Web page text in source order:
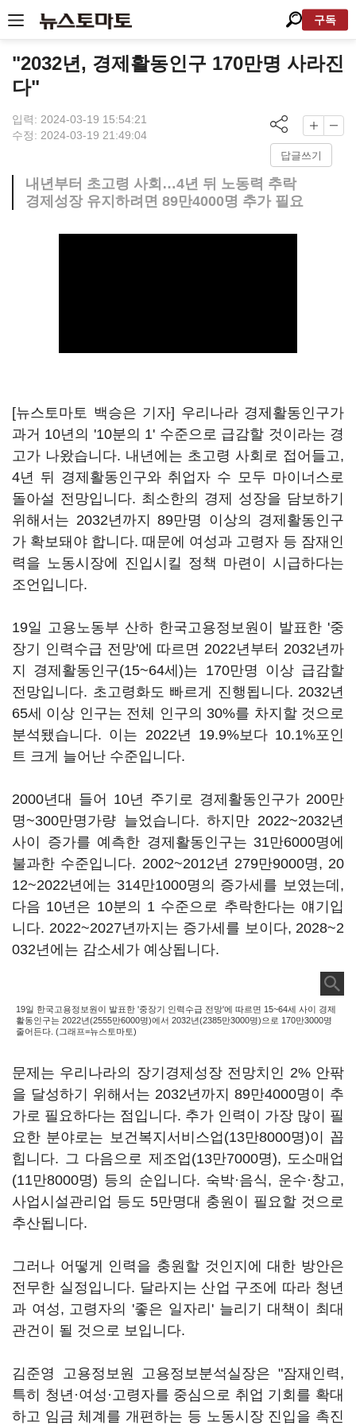
구독
"2032년, 경제활동인구 170만명 사라진
다"
입력: 2024-03-19 15:54:21
수정: 2024-03-19 21:49:04
답글쓰기
내년부터 초고령 사회…4년 뒤 노동력 추락
경제성장 유지하려면 89만4000명 추가 필요
[뉴스토마토 백승은 기자] 우리나라 경제활동인구가
과거 10년의 '10분의 1' 수준으로 급감할 것이라는 경
고가 나왔습니다. 내년에는 초고령 사회로 접어들고,
4년 뒤 경제활동인구와 취업자 수 모두 마이너스로
돌아설 전망입니다. 최소한의 경제 성장을 담보하기
위해서는 2032년까지 89만명 이상의 경제활동인구
가 확보돼야 합니다. 때문에 여성과 고령자 등 잠재인
력을 노동시장에 진입시킬 정책 마련이 시급하다는
조언입니다.
19일 고용노동부 산하 한국고용정보원이 발표한 '중
장기 인력수급 전망'에 따르면 2022년부터 2032년까
지 경제활동인구(15~64세)는 170만명 이상 급감할
전망입니다. 초고령화도 빠르게 진행됩니다. 2032년
65세 이상 인구는 전체 인구의 30%를 차지할 것으로
분석됐습니다. 이는 2022년 19.9%보다 10.1%포인
트 크게 늘어난 수준입니다.
2000년대 들어 10년 주기로 경제활동인구가 200만
명~300만명가량 늘었습니다. 하지만 2022~2032년
사이 증가를 예측한 경제활동인구는 31만6000명에
불과한 수준입니다. 2002~2012년 279만9000명, 20
12~2022년에는 314만1000명의 증가세를 보였는데,
다음 10년은 10분의 1 수준으로 추락한다는 얘기입
니다. 2022~2027년까지는 증가세를 보이다, 2028~2
032년에는 감소세가 예상됩니다.
19일 한국고용정보원이 발표한 '중장기 인력수급 전망'에 따르면 15~64세 사이 경제
활동인구는 2022년(2555만6000명)에서 2032년(2385만3000명)으로 170만3000명
줄어든다. (그래프=뉴스토마토)
문제는 우리나라의 장기경제성장 전망치인 2% 안팎
을 달성하기 위해서는 2032년까지 89만4000명이 추
가로 필요하다는 점입니다. 추가 인력이 가장 많이 필
요한 분야로는 보건복지서비스업(13만8000명)이 꼽
힙니다. 그 다음으로 제조업(13만7000명), 도소매업
(11만8000명) 등의 순입니다. 숙박·음식, 운수·창고,
사업시설관리업 등도 5만명대 충원이 필요할 것으로
추산됩니다.
그러나 어떻게 인력을 충원할 것인지에 대한 방안은
전무한 실정입니다. 달라지는 산업 구조에 따라 청년
과 여성, 고령자의 '좋은 일자리' 늘리기 대책이 최대
관건이 될 것으로 보입니다.
김준영 고용정보원 고용정보분석실장은 "잠재인력,
특히 청년·여성·고령자를 중심으로 취업 기회를 확대
하고 임금 체계를 개편하는 등 노동시장 진입을 촉진